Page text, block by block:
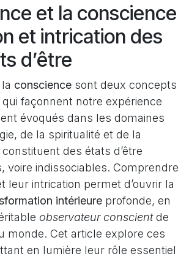
et la conscience
et intrication des
d’être
conscience sont deux concepts
façonnent notre expérience
évoqués dans les domaines
de la spiritualité et de la
des états d’être
voire indissociables. Comprendre
leur intrication permet d’ouvrir la
intérieure profonde, en
observateur conscientde
monde. Cet article explore ces
en lumière leur rôle essentiel